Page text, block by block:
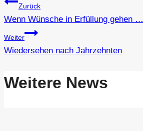
Zurück
Wenn Wünsche in Erfüllung gehen …
Weiter
Wiedersehen nach Jahrzehnten
Weitere News